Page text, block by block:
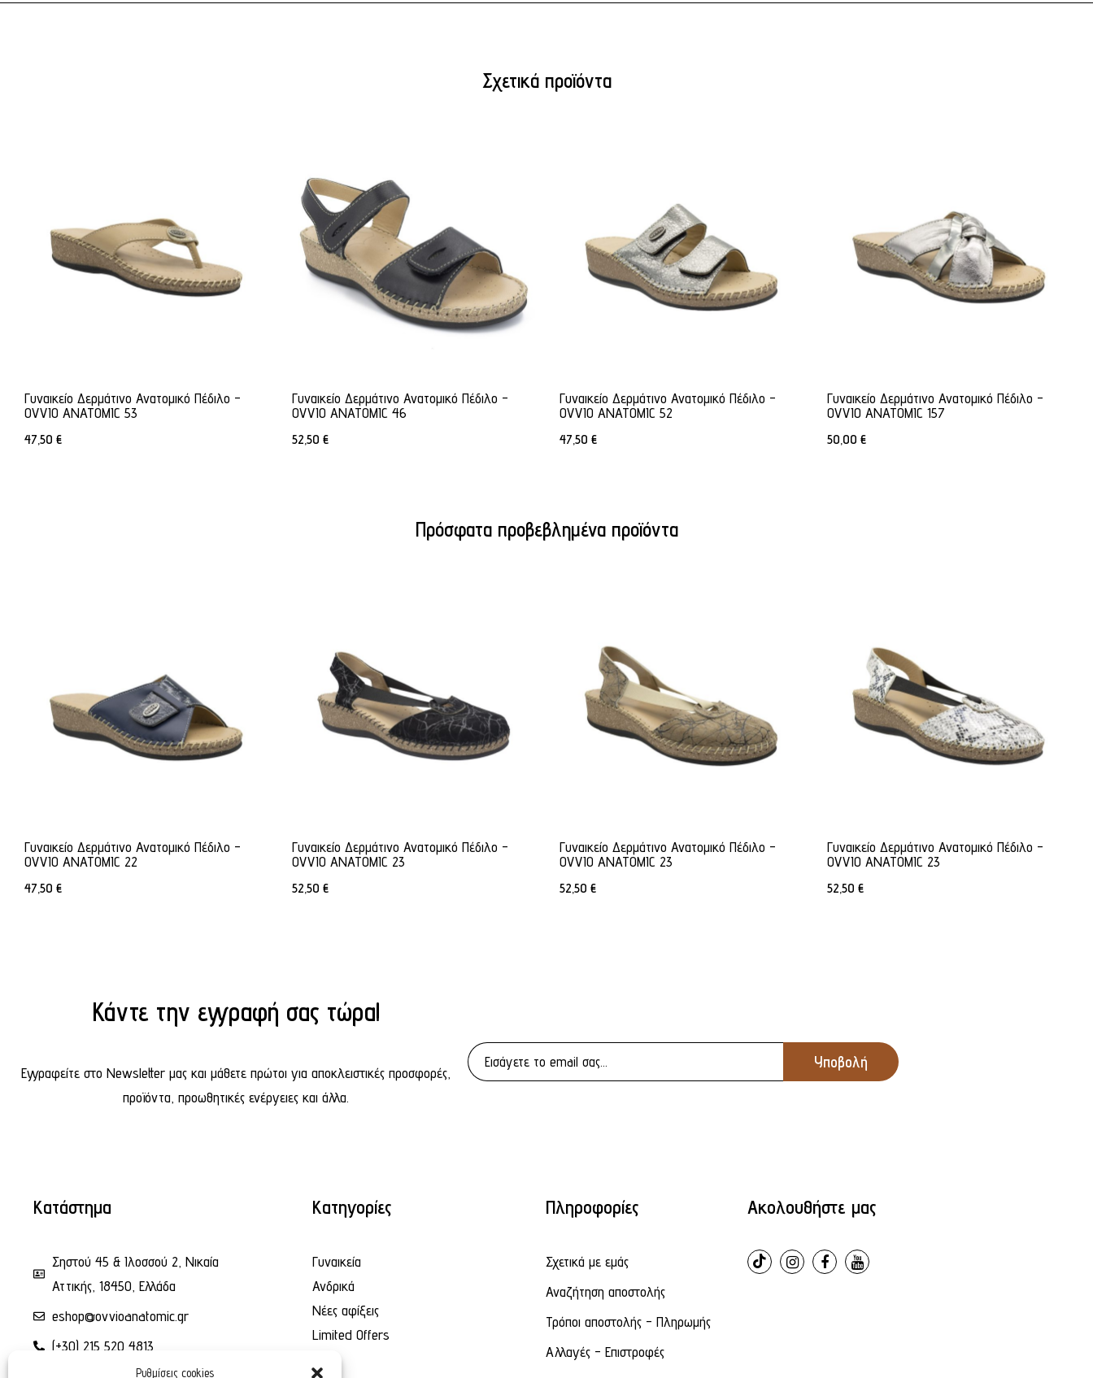
Ρυθμίσεις cookies
Σχετικά προϊόντα
Γυναικείο Δερμάτινο Ανατομικό Πέδιλο -
OVVIO ANATOMIC 53
47,50 €
Γυναικείο Δερμάτινο Ανατομικό Πέδιλο -
OVVIO ANATOMIC 46
52,50 €
Γυναικείο Δερμάτινο Ανατομικό Πέδιλο -
OVVIO ANATOMIC 52
47,50 €
Γυναικείο Δερμάτινο Ανατομικό Πέδιλο -
OVVIO ANATOMIC 157
50,00 €
Πρόσφατα προβεβλημένα προϊόντα
Γυναικείο Δερμάτινο Ανατομικό Πέδιλο -
OVVIO ANATOMIC 22
47,50 €
Γυναικείο Δερμάτινο Ανατομικό Πέδιλο -
OVVIO ANATOMIC 23
52,50 €
Γυναικείο Δερμάτινο Ανατομικό Πέδιλο -
OVVIO ANATOMIC 23
52,50 €
Γυναικείο Δερμάτινο Ανατομικό Πέδιλο -
OVVIO ANATOMIC 23
52,50 €
Κάντε την εγγραφή σας τώρα!
Εγγραφείτε στο Newsletter μας και μάθετε πρώτοι για αποκλειστικές προσφορές,
προϊόντα, προωθητικές ενέργειες και άλλα.
Κατάστημα
Σηστού 45 & Ιλοσσού 2, Νικαία
Αττικής, 18450, Ελλάδα
eshop@ovvioanatomic.gr
(+30) 215 520 4813
Κατηγορίες
Γυναικεία
Ανδρικά
Νέες αφίξεις
Limited Offers
Πληροφορίες
Σχετικά με εμάς
Αναζήτηση αποστολής
Τρόποι αποστολής - Πληρωμής
Αλλαγές - Επιστροφές
Ακολουθήστε μας